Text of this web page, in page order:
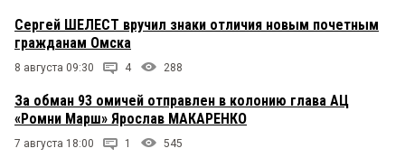
Сергей ШЕЛЕСТ вручил знаки отличия новым почетным
гражданам Омска
8 августа 09:30 4 288
За обман 93 омичей отправлен в колонию глава АЦ
«Ромни Марш» Ярослав МАКАРЕНКО
7 августа 18:00 1 545